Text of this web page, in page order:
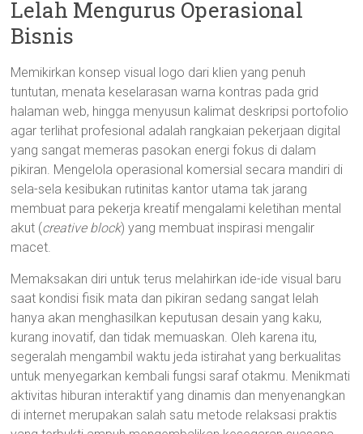
Lelah Mengurus Operasional
Bisnis
Memikirkan konsep visual logo dari klien yang penuh
tuntutan, menata keselarasan warna kontras pada grid
halaman web, hingga menyusun kalimat deskripsi portofolio
agar terlihat profesional adalah rangkaian pekerjaan digital
yang sangat memeras pasokan energi fokus di dalam
pikiran. Mengelola operasional komersial secara mandiri di
sela-sela kesibukan rutinitas kantor utama tak jarang
membuat para pekerja kreatif mengalami keletihan mental
akut (creative block) yang membuat inspirasi mengalir
macet.
Memaksakan diri untuk terus melahirkan ide-ide visual baru
saat kondisi fisik mata dan pikiran sedang sangat lelah
hanya akan menghasilkan keputusan desain yang kaku,
kurang inovatif, dan tidak memuaskan. Oleh karena itu,
segeralah mengambil waktu jeda istirahat yang berkualitas
untuk menyegarkan kembali fungsi saraf otakmu. Menikmati
aktivitas hiburan interaktif yang dinamis dan menyenangkan
di internet merupakan salah satu metode relaksasi praktis